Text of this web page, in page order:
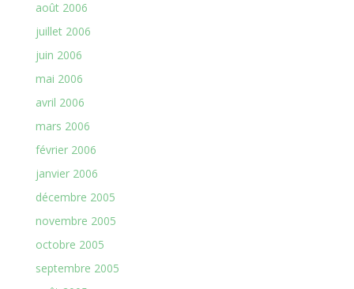
août 2006
juillet 2006
juin 2006
mai 2006
avril 2006
mars 2006
février 2006
janvier 2006
décembre 2005
novembre 2005
octobre 2005
septembre 2005